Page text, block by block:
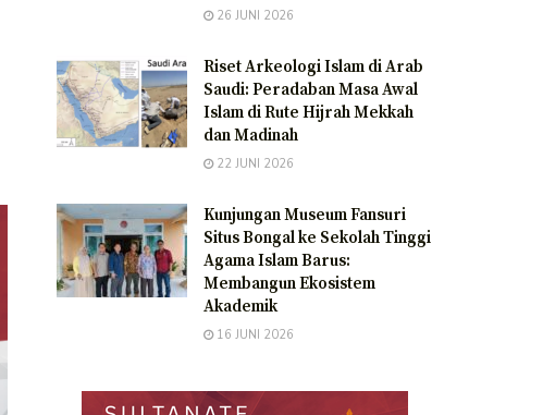
26 JUNI 2026
Riset Arkeologi Islam di Arab
Saudi: Peradaban Masa Awal
Islam di Rute Hijrah Mekkah
dan Madinah
22 JUNI 2026
Kunjungan Museum Fansuri
Situs Bongal ke Sekolah Tinggi
Agama Islam Barus:
Membangun Ekosistem
Akademik
16 JUNI 2026